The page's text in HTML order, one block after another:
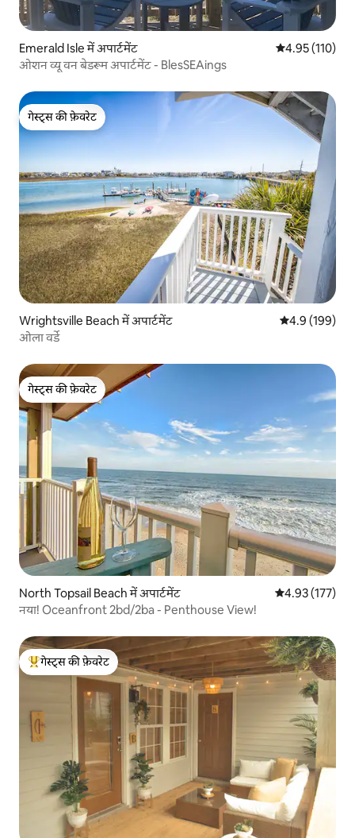
Emerald Isle में अपार्टमेंट औसत रेटिंग 5 में से
4.95 (110)
ओशन व्यू वन बेडरूम अपार्टमेंट - BlesSEAings
गेस्ट्स की फ़ेवरेट
गेस्ट्स की फ़ेवरेट
Wrightsville Beach में अपार्टमेंट औसत रेटिंग 5 में
4.9 (199)
ओला वर्डे
गेस्ट्स की फ़ेवरेट
गेस्ट्स की फ़ेवरेट
North Topsail Beach में अपार्टमेंट औसत रेटिंग 5 में से
4.93 (177)
नया! Oceanfront 2bd/2ba - Penthouse View!
गेस्ट्स का टॉप फ़ेवरेट
गेस्ट्स की फ़ेवरेट